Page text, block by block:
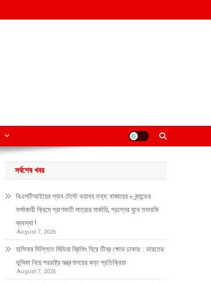
সর্বশেষ খবর
বিএসটিআইয়ের ল্যাব টেস্টে ভয়াবহ তথ্য: বাজারের ৮ ব্র্যান্ডের
ফর্সাকারী ক্রিমে প্রাণঘাতী মাত্রার মার্কারি, প্রশ্নের মুখে তদারকি
ব্যবস্থা !
August 7, 2026
হাসিনার দিল্লিতে মিডিয়া ব্রিফিং ঘিরে তীব্র ক্ষোভ ঢাকার : ভারতের
ভূমিকা নিয়ে পররাষ্ট্র মন্ত্রণালয়ের কড়া প্রতিক্রিয়া
August 7, 2026